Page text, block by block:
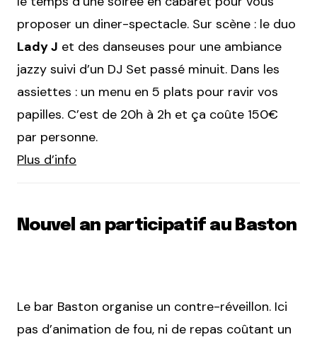
proposer un diner-spectacle. Sur scène : le duo
Lady J et des danseuses pour une ambiance
jazzy suivi d’un DJ Set passé minuit. Dans les
assiettes : un menu en 5 plats pour ravir vos
papilles. C’est de 20h à 2h et ça coûte 150€
par personne.
Plus d’info
Nouvel an participatif au Baston
Le bar Baston organise un contre-réveillon. Ici
pas d’animation de fou, ni de repas coûtant un